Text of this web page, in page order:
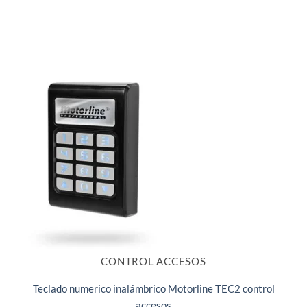
CONTROL ACCESOS
Teclado numerico inalámbrico Motorline TEC2 control